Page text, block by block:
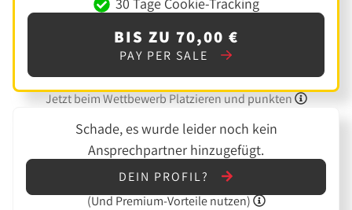
30 Tage Cookie-Tracking
BIS ZU 70,00 €
PAY PER SALE
Jetzt beim Wettbewerb Platzieren und punkten
Schade, es wurde leider noch kein
Ansprechpartner hinzugefügt.
DEIN PROFIL?
(UndPremium-Vorteile nutzen)